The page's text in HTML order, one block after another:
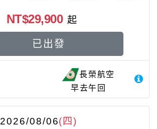
長榮航空
早去午回
NT$29,900 起
已出發
2026/08/06(四)